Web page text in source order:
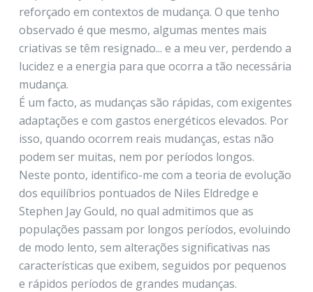
reforçado em contextos de mudança. O que tenho
observado é que mesmo, algumas mentes mais
criativas se têm resignado... e a meu ver, perdendo a
lucidez e a energia para que ocorra a tão necessária
mudança.
É um facto, as mudanças são rápidas, com exigentes
adaptações e com gastos energéticos elevados. Por
isso, quando ocorrem reais mudanças, estas não
podem ser muitas, nem por períodos longos.
Neste ponto, identifico-me com a teoria de evolução
dos equilíbrios pontuados de Niles Eldredge e
Stephen Jay Gould, no qual admitimos que as
populações passam por longos períodos, evoluindo
de modo lento, sem alterações significativas nas
características que exibem, seguidos por pequenos
e rápidos períodos de grandes mudanças.